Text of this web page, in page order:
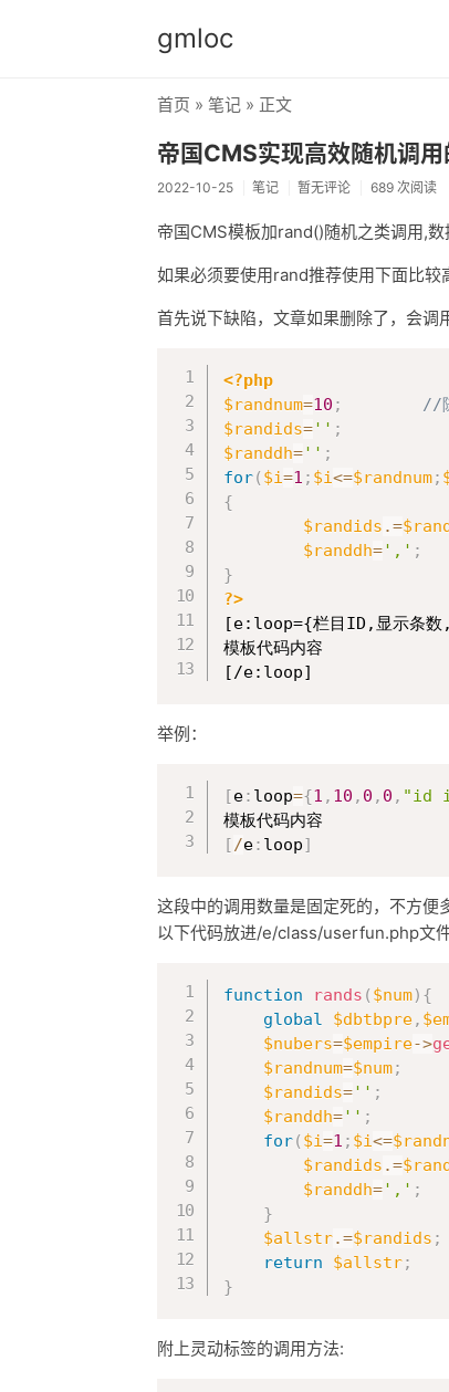
gmloc
首页 » 笔记 » 正文
帝国CMS实现高效随机调用
2022-10-25 笔记 暂无评论 689 次阅读
帝国CMS模板加rand()随机之类调用,
如果必须要使用rand推荐使用下面比较
首先说下缺陷，文章如果删除了，会调
<?php
$randnum=10 ;
//
$randids='' ;
$randdh='' ;
for( $i=1 ; $i<=$randnum;
{
$randids .=
$randdh=',' ;
}
?>
[e:loop={栏目ID,显示条
模板代码内容
[/e:loop]
举例：
[e: loop={1 , 10 , 0 , 0 , "id
[/e: loop]
这段中的调用数量是固定死的，不方便
以下代码放进/e/class/userfun.php文件
function rands ( $num) {
global
$dbtbpre,
$nubers=$empire->
$randnum=$num;
$randids='' ;
$randdh='' ;
for( $i=1 ; $i<=
$randids .=
$randdh=',' ;
}
$allstr.=$randids ;
return
$allstr;
}
附上灵动标签的调用方法: